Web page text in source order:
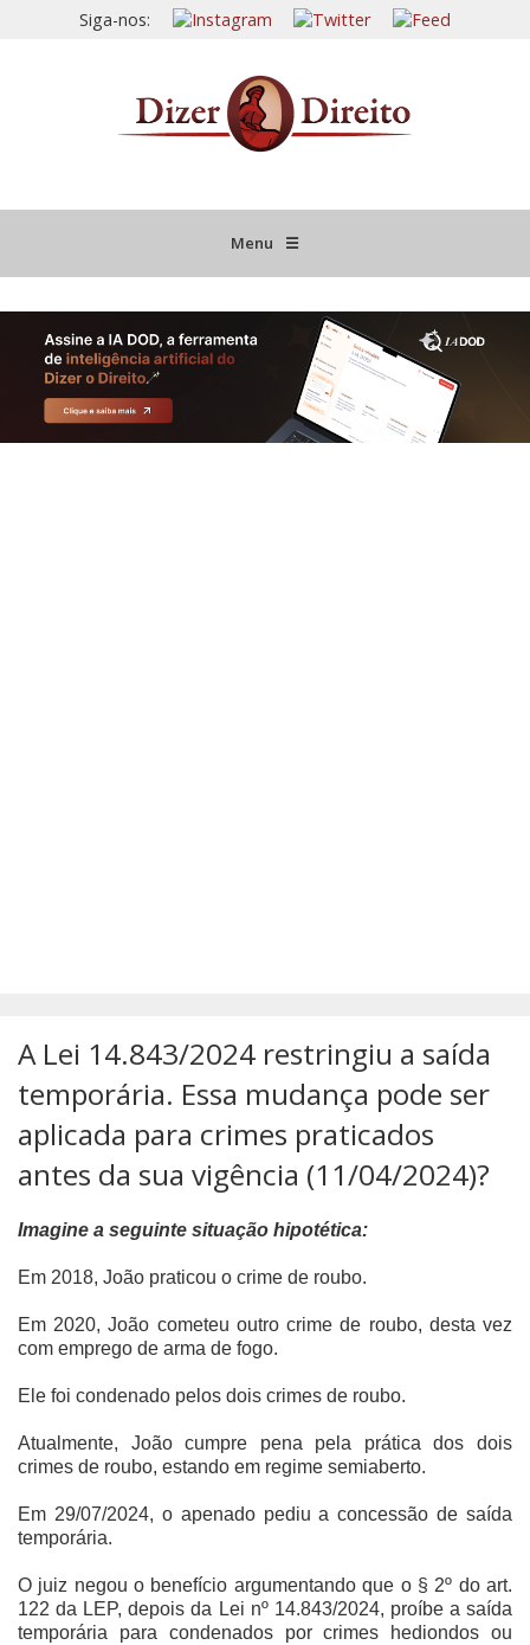
Siga-nos:
Menu ☰
JURISPRUDÊNCIA COMENTADA
INFORMATIVOS COMENTADOS
A Lei 14.843/2024 restringiu a saída
temporária. Essa mudança pode ser
aplicada para crimes praticados
antes da sua vigência (11/04/2024)?
Imagine a seguinte situação hipotética:
Em 2018, João praticou o crime de roubo.
Em 2020, João cometeu outro crime de roubo, desta vez
com emprego de arma de fogo.
Ele foi condenado pelos dois crimes de roubo.
Atualmente, João cumpre pena pela prática dos dois
crimes de roubo, estando em regime semiaberto.
Em 29/07/2024, o apenado pediu a concessão de saída
temporária.
O juiz negou o benefício argumentando que o § 2º do art.
122 da LEP, depois da Lei nº 14.843/2024, proíbe a saída
temporária para condenados por crimes hediondos ou